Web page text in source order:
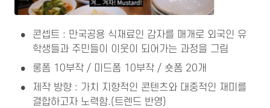
•
콘셉트 : 만국공용 식재료인 감자를 매개로 외국인 유
학생들과 주민들이 이웃이 되어가는 과정을 그림
• 롱폼 10부작 / 미드폼 10부작 / 숏폼 20개
•
제작 방향 : 가치 지향적인 콘텐츠와 대중적인 재미를
결합하고자 노력함.(트렌드 반영)